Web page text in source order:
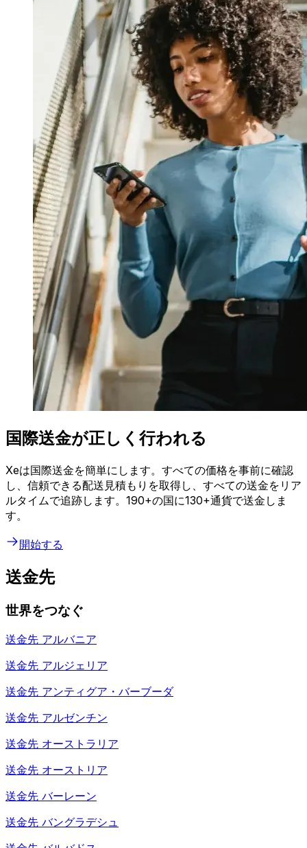
国際送金が正しく行われる
Xeは国際送金を簡単にします。すべての価格を事前に確認
し、信頼できる配送見積もりを取得し、すべての送金をリア
ルタイムで追跡します。190+の国に130+通貨で送金しま
す。
開始する
送金先
世界をつなぐ
送金先 アルバニア
送金先 アルジェリア
送金先 アンティグア・バーブーダ
送金先 アルゼンチン
送金先 オーストラリア
送金先 オーストリア
送金先 バーレーン
送金先 バングラデシュ